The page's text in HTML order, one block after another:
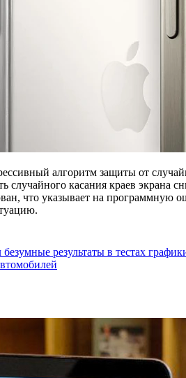
алгоритм защиты от
случайного касания краев
что указывает на программную
результаты в тестах